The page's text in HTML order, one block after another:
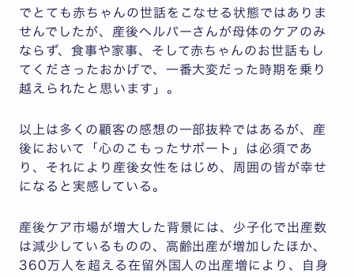
でとても赤ちゃんの世話をこなせる状態ではありま
せんでしたが、産後ヘルパーさんが母体のケアのみ
ならず、食事や家事、そして赤ちゃんのお世話もし
てくださったおかげで、一番大変だった時期を乗り
越えられたと思います」。
以上は多くの顧客の感想の一部抜粋ではあるが、産
後において「心のこもったサポート」は必須であ
り、それにより産後女性をはじめ、周囲の皆が幸せ
になると実感している。
産後ケア市場が増大した背景には、少子化で出産数
は減少しているものの、高齢出産が増加したほか、
360万人を超える在留外国人の出産増により、自身